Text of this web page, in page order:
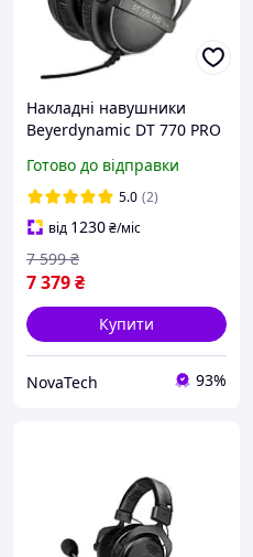
Накладні навушники
Beyerdynamic DT 770 PRO
Готово до відправки
5.0 (2)
від 1230₴/міс
7 379₴
7 599 ₴
Купити
NovaTech 93%